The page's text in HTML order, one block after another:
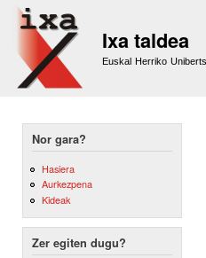
Ixa taldea
Euskal Herriko
Nor gara?
Hasiera
Aurkezpena
Kideak
Zer egiten dugu?